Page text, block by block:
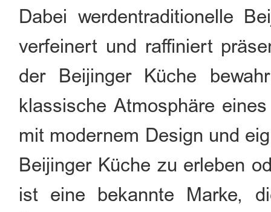
Dabei werdentraditionelle
verfeinert und raffiniert
der Beijinger Küche
klassische Atmosphäre
mit modernem Design und
Beijinger Küche zu erleben
ist eine bekannte Marke,